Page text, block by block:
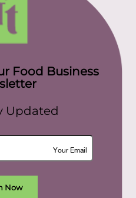
Food Business
Updated
Now